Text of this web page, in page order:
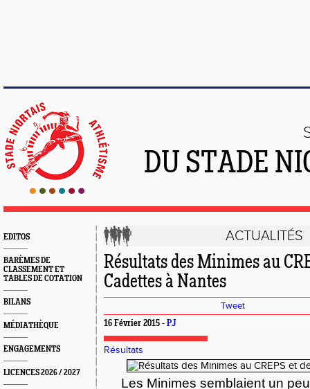
DU STADE
EDITOS
BARÈMES DE
CLASSEMENT ET
TABLES DE COTATION
BILANS
MÉDIATHÈQUE
ENGAGEMENTS
LICENCES 2026 / 2027
ACTUALITÉS
Résultats des Minimes au
Cadettes à Nantes
Tweet
16 Février 2015 - PJ
Résultats
Les Minimes semblaient un